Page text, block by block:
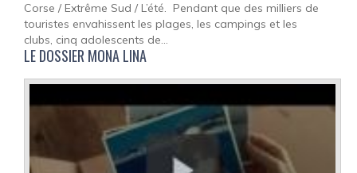
Corse / Extrême Sud / L’été. Pendant que des milliers de
touristes envahissent les plages, les campings et les
clubs, cinq adolescents de...
LE DOSSIER MONA LINA